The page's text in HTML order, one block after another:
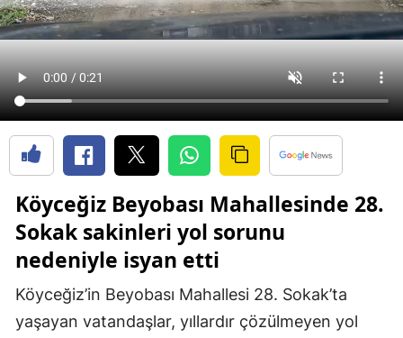
Köyceğiz Beyobası Mahallesinde 28.
Sokak sakinleri yol sorunu
nedeniyle isyan etti
Köyceğiz’in Beyobası Mahallesi 28. Sokak’ta
yaşayan vatandaşlar, yıllardır çözülmeyen yol